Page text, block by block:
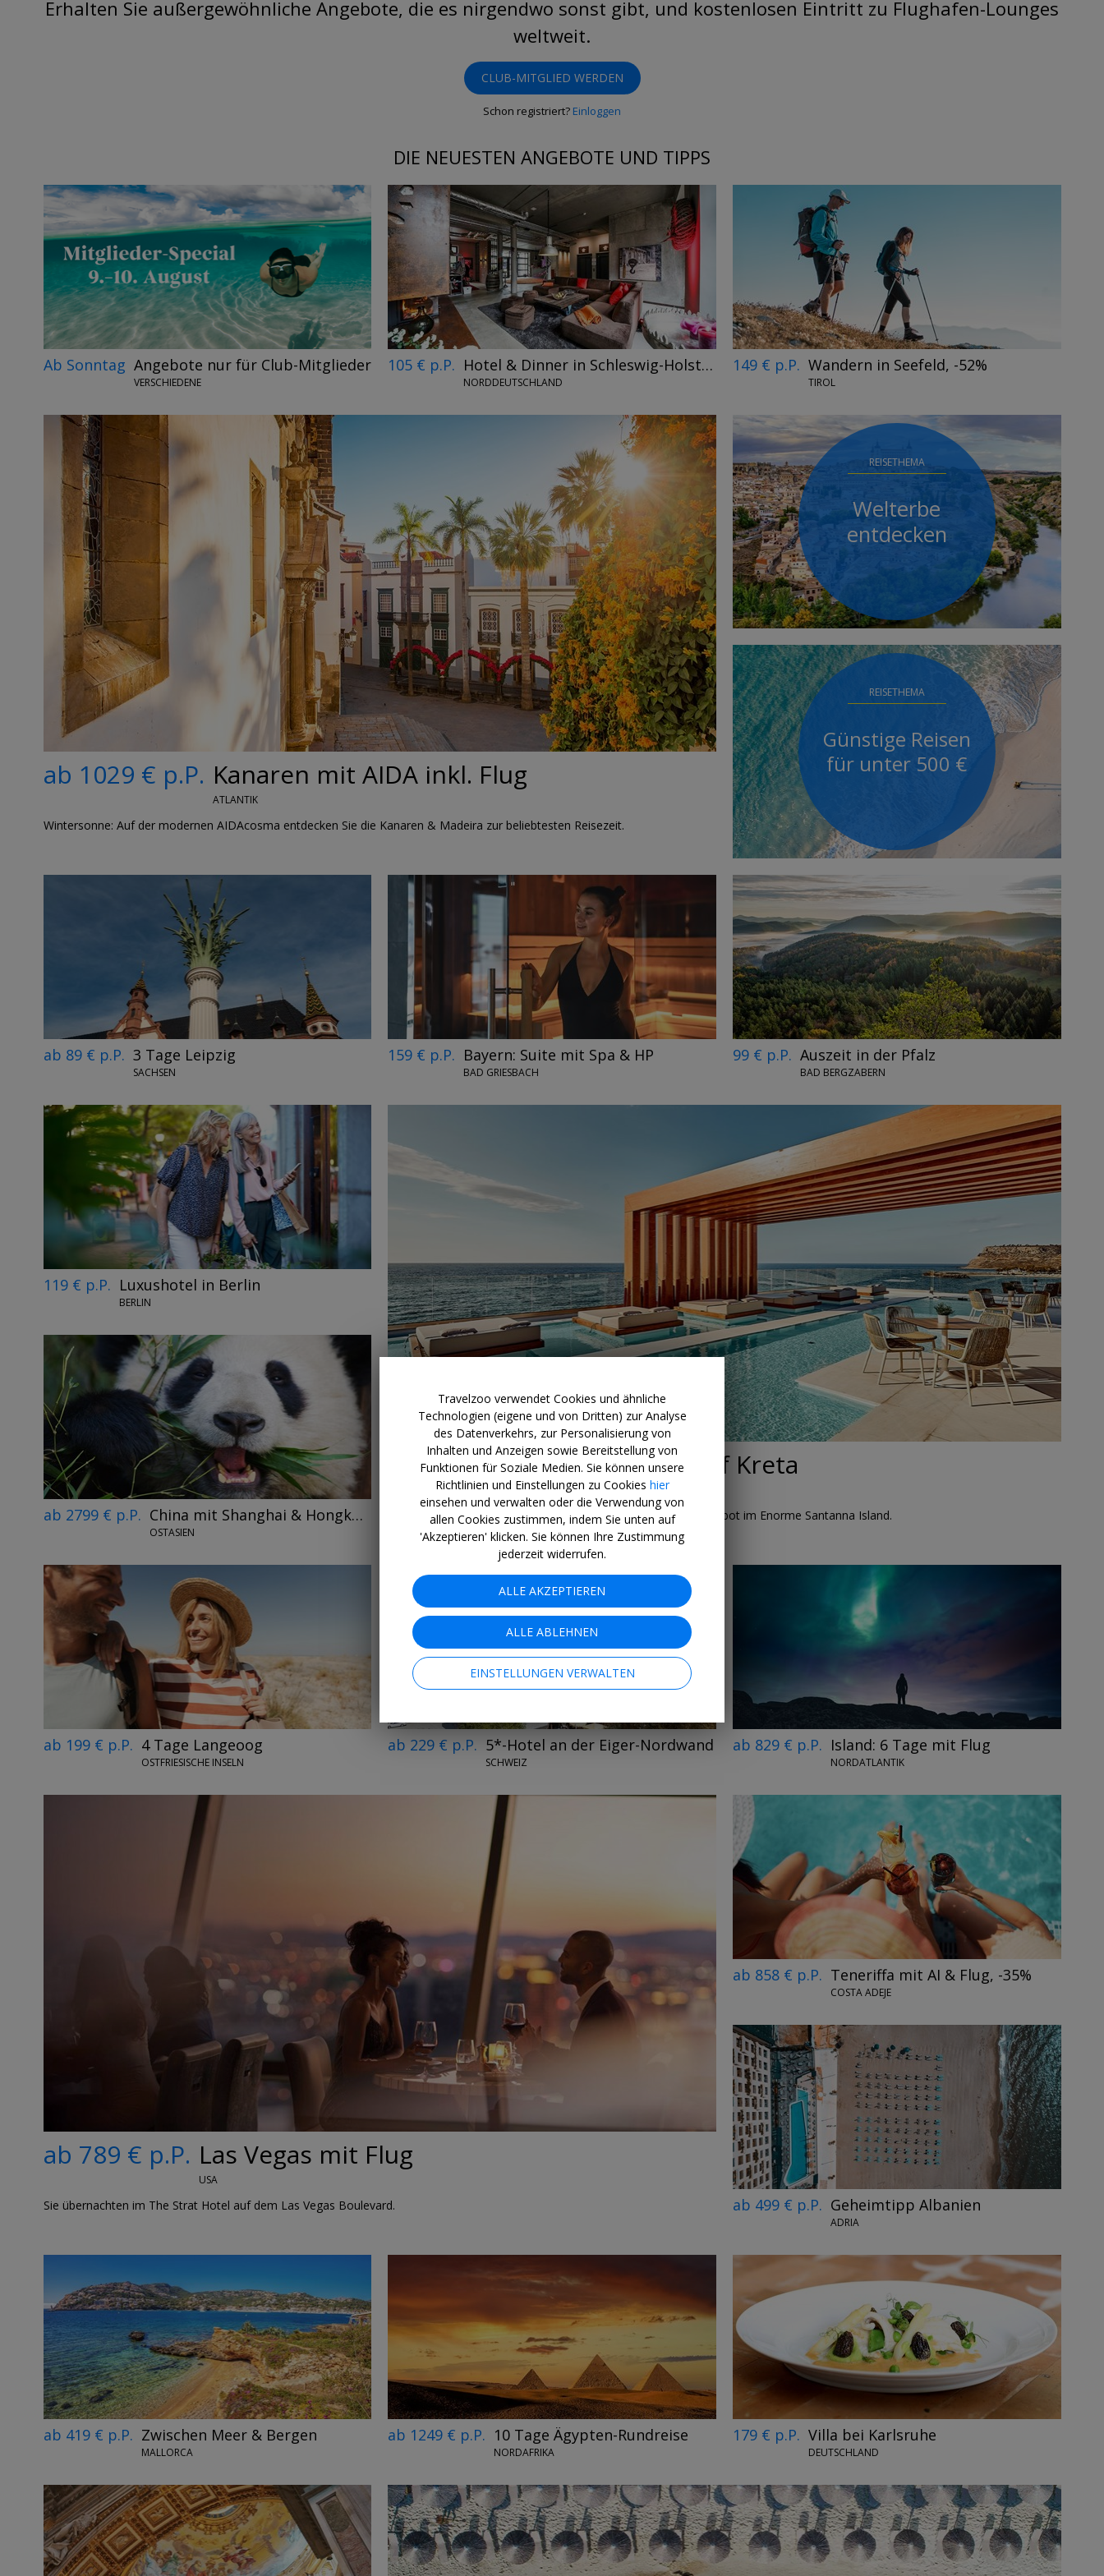
Erhalten Sie außergewöhnliche Angebote, die es nirgendwo sonst gibt, und kostenlosen Eintritt zu Flughafen-Lounges
weltweit.
CLUB-MITGLIED WERDEN
Schon registriert? Einloggen
DIE NEUESTEN ANGEBOTE UND TIPPS
Ab Sonntag Angebote nur für Club-Mitglieder
VERSCHIEDENE
105 € p.P. Hotel & Dinner in Schleswig-Holstein
NORDDEUTSCHLAND
149 € p.P. Wandern in Seefeld, -52%
TIROL
REISETHEMA
Welterbe
entdecken
ab 1029 € p.P. Kanaren mit AIDA inkl. Flug
ATLANTIK
Wintersonne: Auf der modernen AIDAcosma entdecken Sie die Kanaren & Madeira zur beliebtesten Reisezeit.
REISETHEMA
Günstige Reisen
für unter 500 €
ab 89 € p.P. 3 Tage Leipzig
SACHSEN
159 € p.P. Bayern: Suite mit Spa & HP
BAD GRIESBACH
99 € p.P. Auszeit in der Pfalz
BAD BERGZABERN
ab 1059 € p.P. Luxushotel auf Kreta
GRIECHENLAND
Wir sind begeistert vom vielfältigen Premium-All-Inclusive-Angebot im Enorme Santanna Island.
119 € p.P. Luxushotel in Berlin
BERLIN
ab 2799 € p.P. China mit Shanghai & Hongkong
OSTASIEN
ab 199 € p.P. 4 Tage Langeoog
OSTFRIESISCHE INSELN
ab 229 € p.P. 5*-Hotel an der Eiger-Nordwand
SCHWEIZ
ab 829 € p.P. Island: 6 Tage mit Flug
NORDATLANTIK
ab 858 € p.P. Teneriffa mit AI & Flug, -35%
COSTA ADEJE
ab 789 € p.P. Las Vegas mit Flug
USA
Sie übernachten im The Strat Hotel auf dem Las Vegas Boulevard. ab 499 € p.P. Geheimtipp Albanien
ADRIA
ab 419 € p.P. Zwischen Meer & Bergen
MALLORCA
ab 1249 € p.P. 10 Tage Ägypten-Rundreise
NORDAFRIKA
179 € p.P. Villa bei Karlsruhe
DEUTSCHLAND
Travelzoo verwendet Cookies und ähnliche
Technologien (eigene und von Dritten) zur Analyse
des Datenverkehrs, zur Personalisierung von
Inhalten und Anzeigen sowie Bereitstellung von
Funktionen für Soziale Medien. Sie können unsere
Richtlinien und Einstellungen zu Cookies hier
einsehen und verwalten oder die Verwendung von
allen Cookies zustimmen, indem Sie unten auf
'Akzeptieren' klicken. Sie können Ihre Zustimmung
jederzeit widerrufen.
ALLE AKZEPTIEREN
ALLE ABLEHNEN
EINSTELLUNGEN VERWALTEN